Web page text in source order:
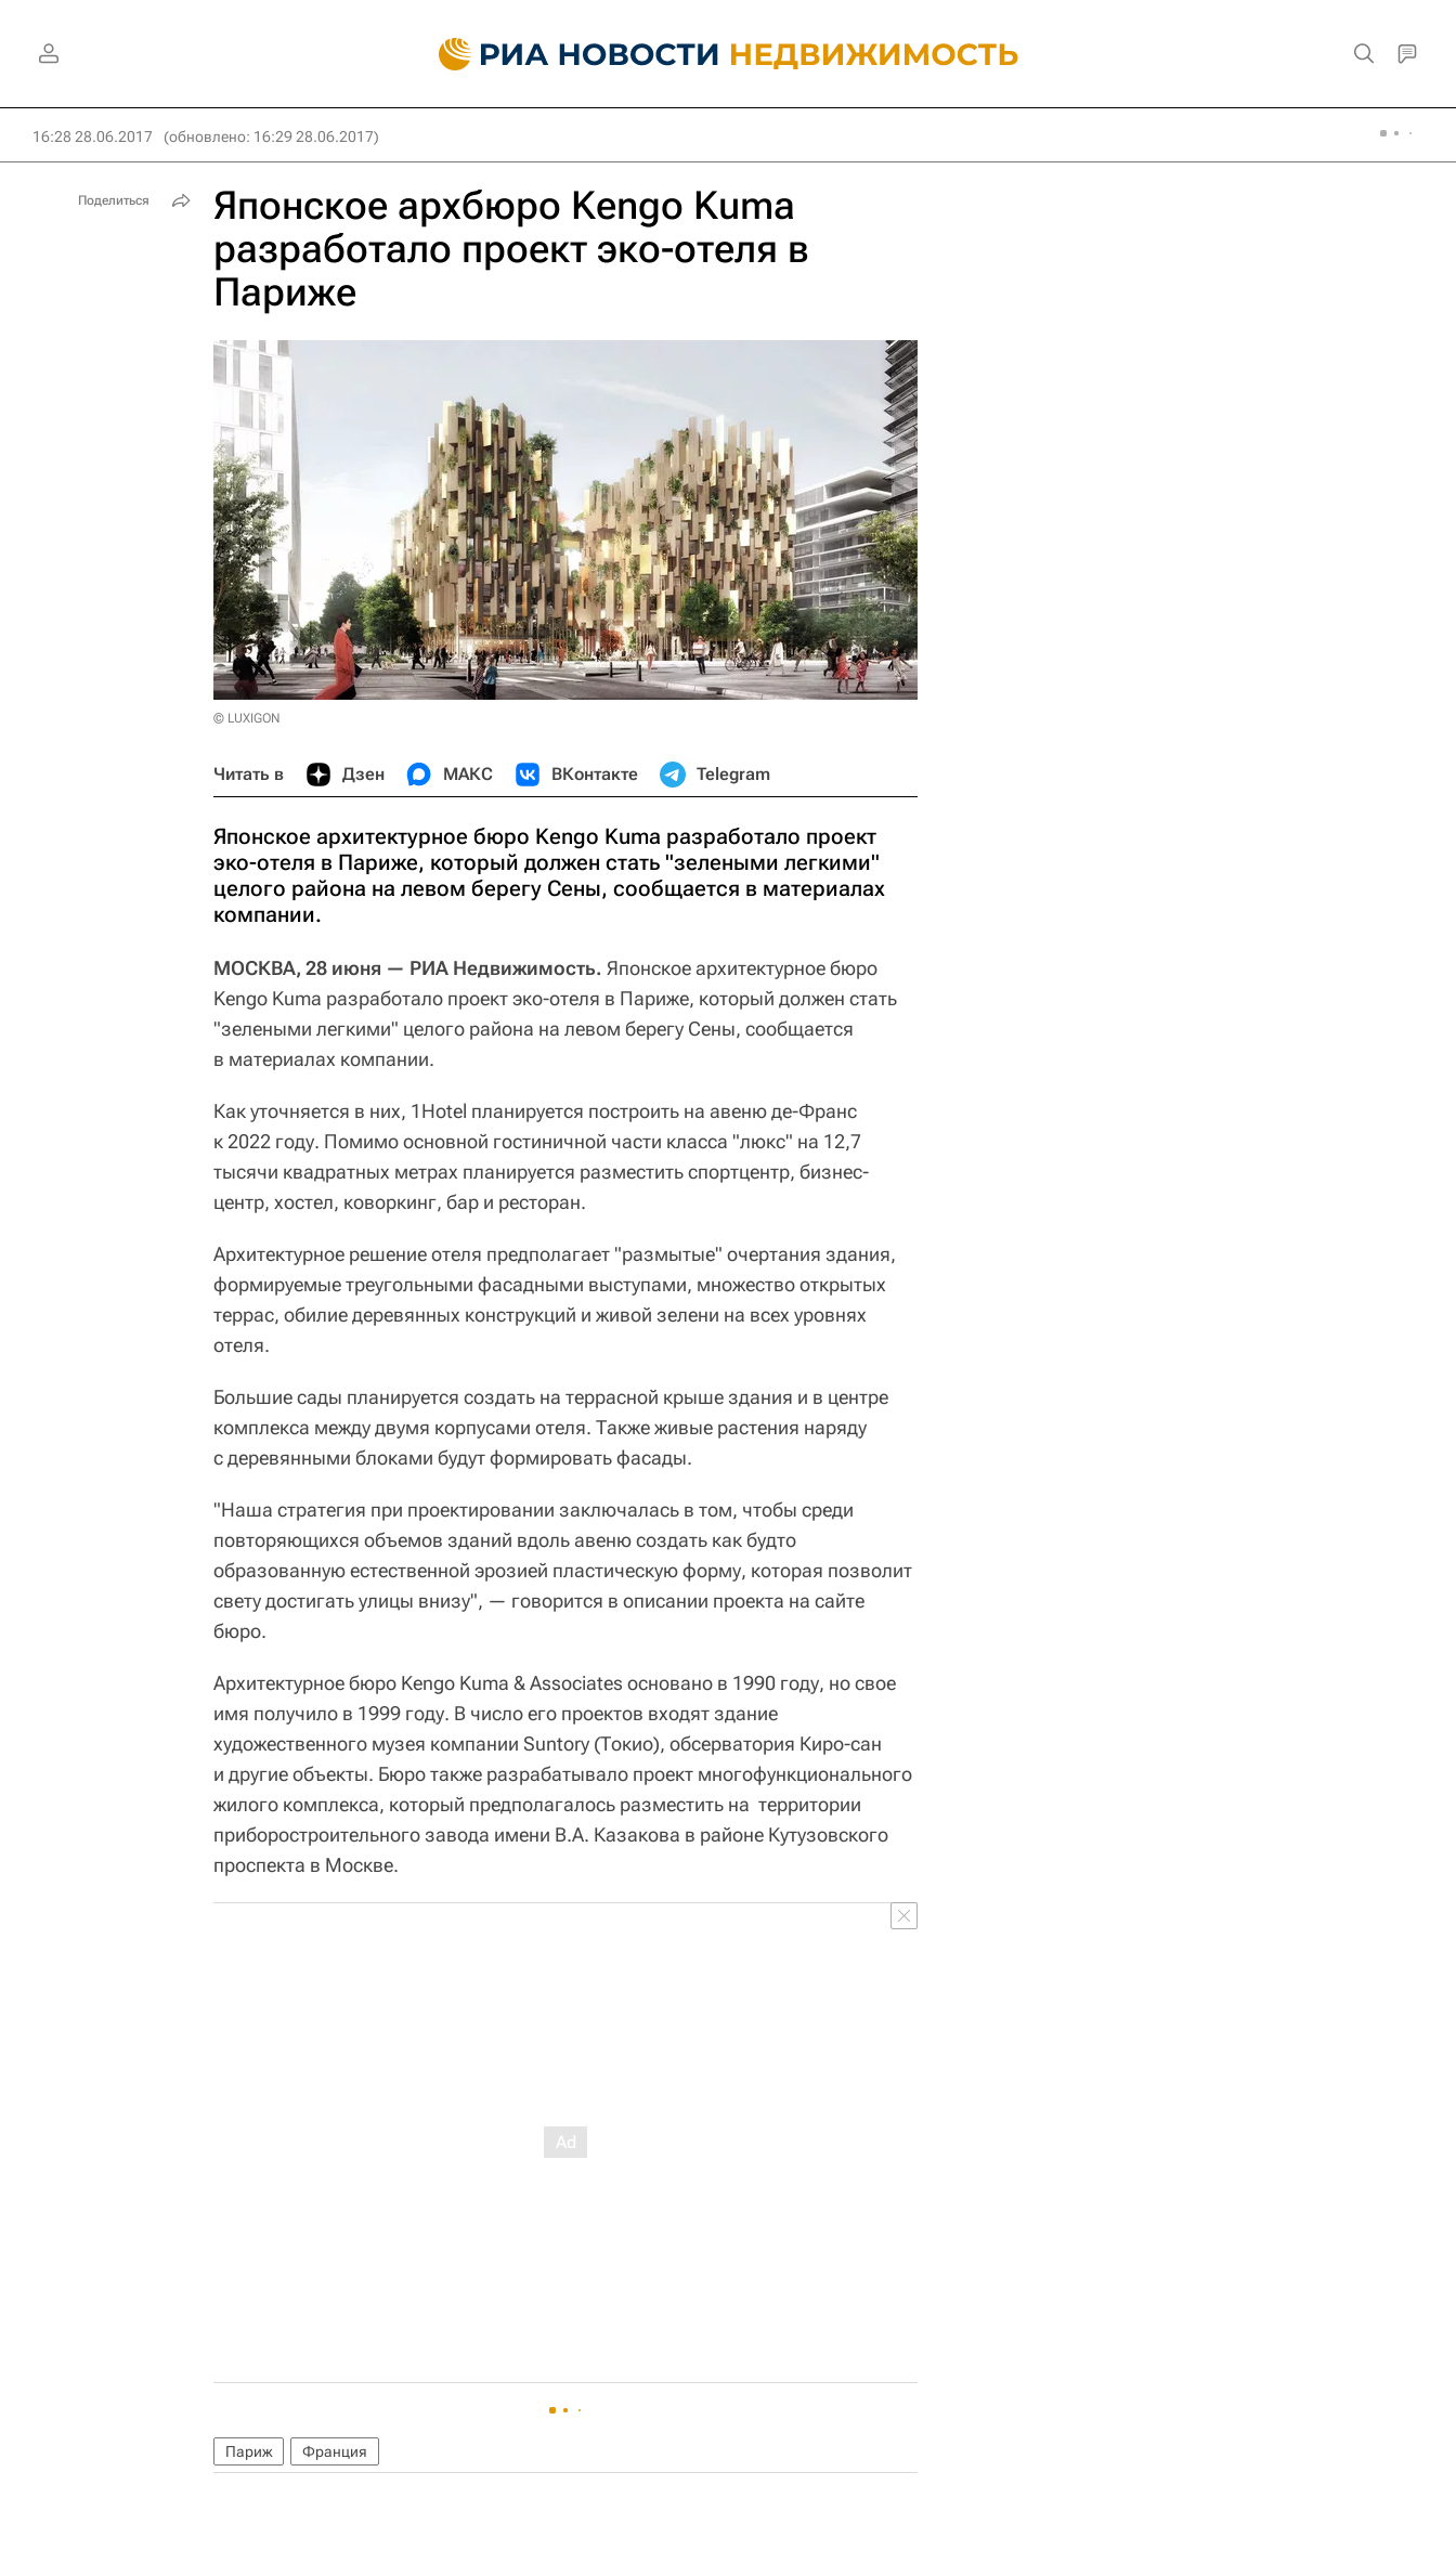
16:28 28.06.2017 (обновлено: 16:29 28.06.2017)
Японское архбюро Kengo Kuma
разработало проект эко-отеля в
Париже
© LUXIGON
Читать в Дзен МАКС ВКонтакте Telegram
Японское архитектурное бюро Kengo Kuma разработало проект
эко-отеля в Париже, который должен стать "зелеными легкими"
целого района на левом берегу Сены, сообщается в материалах
компании.
МОСКВА, 28 июня — РИА Недвижимость. Японское архитектурное бюро
Kengo Kuma разработало проект эко-отеля в Париже, который должен стать
"зелеными легкими" целого района на левом берегу Сены, сообщается
в материалах компании.
Как уточняется в них, 1Hotel планируется построить на авеню де-Франс
к 2022 году. Помимо основной гостиничной части класса "люкс" на 12,7
тысячи квадратных метрах планируется разместить спортцентр, бизнес-
центр, хостел, коворкинг, бар и ресторан.
Архитектурное решение отеля предполагает "размытые" очертания здания,
формируемые треугольными фасадными выступами, множество открытых
террас, обилие деревянных конструкций и живой зелени на всех уровнях
отеля.
Большие сады планируется создать на террасной крыше здания и в центре
комплекса между двумя корпусами отеля. Также живые растения наряду
с деревянными блоками будут формировать фасады.
"Наша стратегия при проектировании заключалась в том, чтобы среди
повторяющихся объемов зданий вдоль авеню создать как будто
образованную естественной эрозией пластическую форму, которая позволит
свету достигать улицы внизу", — говорится в описании проекта на сайте
бюро.
Архитектурное бюро Kengo Kuma & Associates основано в 1990 году, но свое
имя получило в 1999 году. В число его проектов входят здание
художественного музея компании Suntory (Токио), обсерватория Киро-сан
и другие объекты. Бюро также разрабатывало проект многофункционального
жилого комплекса, который предполагалось разместить на территории
приборостроительного завода имени В.А. Казакова в районе Кутузовского
проспекта в Москве.
Париж Франция
Поделиться